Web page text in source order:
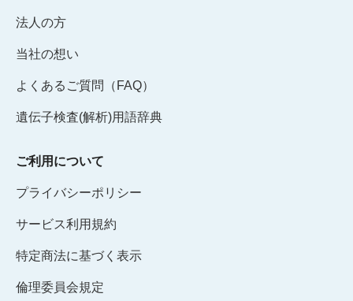
法人の方
当社の想い
よくあるご質問（FAQ）
遺伝子検査(解析)用語辞典
ご利用について
プライバシーポリシー
サービス利用規約
特定商法に基づく表示
倫理委員会規定